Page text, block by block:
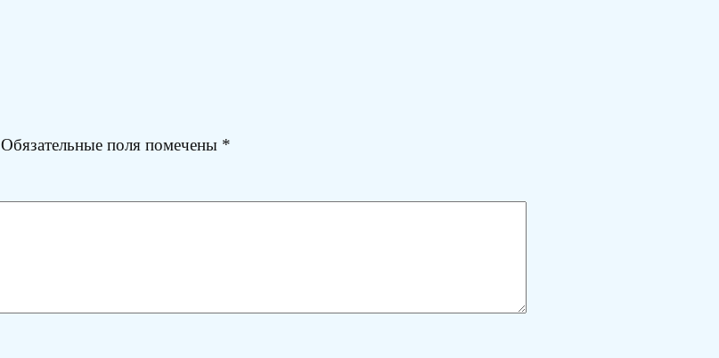
Обязательные поля помечены *